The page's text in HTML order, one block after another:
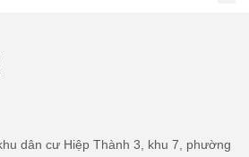
dân cư Hiệp Thành 3, khu 7, phường